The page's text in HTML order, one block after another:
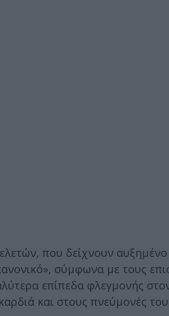
που δείχνουν
σύμφωνα με τους
επίπεδα φλεγμονής
και στους πνεύμονές